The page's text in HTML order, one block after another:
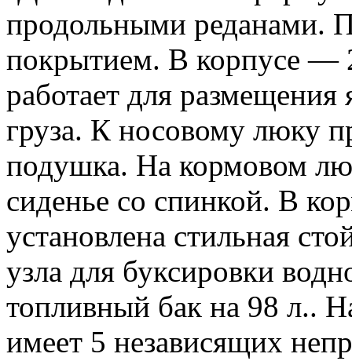
продольными реданами.
покрытием. В корпусе —
работает для размещения
груза. К носовому люку
подушка. На кормовом
сиденье со спинкой. В
установлена стильная
узла для буксировки
топливный бак на 98 л..
имеет 5 независящих